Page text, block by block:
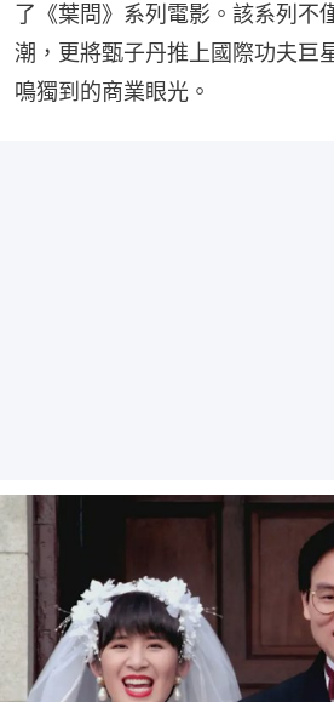
了《葉問》系列電影。該系列不
潮，更將甄子丹推上國際功夫巨
鳴獨到的商業眼光。